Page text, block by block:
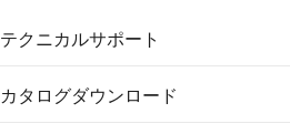
テクニカルサポート
カタログダウンロード